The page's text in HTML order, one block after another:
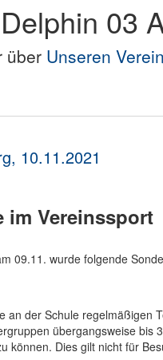
03
über Unseren Verein
10.11.2021
im Vereinssport
09.11. wurde folgende
der Schule regelmäßigen
übergangsweise bis
können. Dies gilt nicht für